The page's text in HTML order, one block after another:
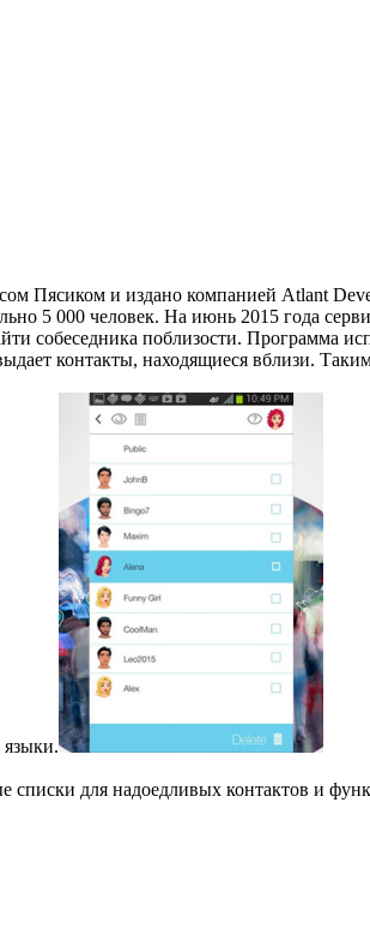
Пясиком и издано компанией Atlant
5 000 человек. На июнь 2015 года
собеседника поблизости. Программа
контакты, находящиеся вблизи.
для надоедливых контактов и